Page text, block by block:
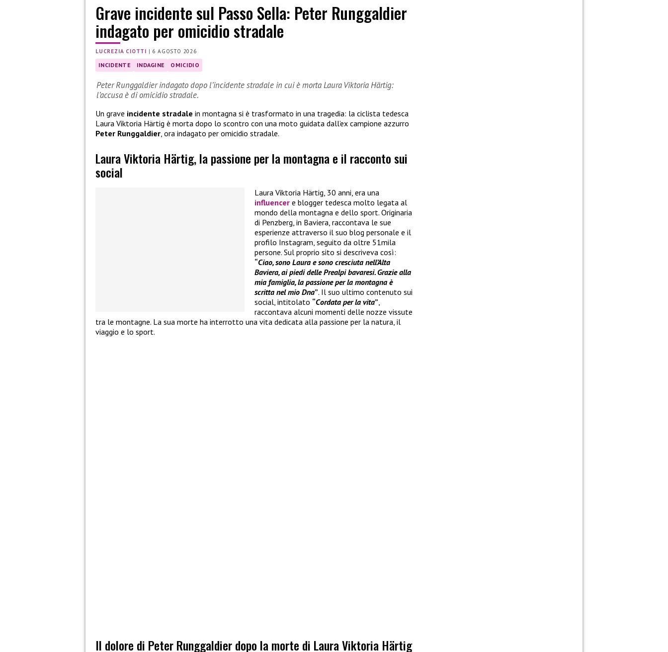
Grave incidente sul Passo Sella: Peter Runggaldier
indagato per omicidio stradale
LUCREZIA CIOTTI | 6 AGOSTO 2026
INCIDENTE INDAGINE OMICIDIO
Peter Runggaldier indagato dopo l’incidente stradale in cui è morta Laura Viktoria Härtig:
l’accusa è di omicidio stradale.
Un grave incidente stradale in montagna si è trasformato in una tragedia: la ciclista tedesca
Laura Viktoria Härtig è morta dopo lo scontro con una moto guidata dall’ex campione azzurro
Peter Runggaldier, ora indagato per omicidio stradale.
Laura Viktoria Härtig, la passione per la montagna e il racconto sui
social
Laura Viktoria Härtig, 30 anni, era una
influencer e blogger tedesca molto legata al
mondo della montagna e dello sport. Originaria
di Penzberg, in Baviera, raccontava le sue
esperienze attraverso il suo blog personale e il
profilo Instagram, seguito da oltre 51mila
persone. Sul proprio sito si descriveva così:
“Ciao, sono Laura e sono cresciuta nell’Alta
Baviera, ai piedi delle Prealpi bavaresi. Grazie alla
mia famiglia, la passione per la montagna è
scritta nel mio Dna”. Il suo ultimo contenuto sui
social, intitolato “Cordata per la vita”,
raccontava alcuni momenti delle nozze vissute
tra le montagne. La sua morte ha interrotto una vita dedicata alla passione per la natura, il
viaggio e lo sport.
Il dolore di Peter Runggaldier dopo la morte di Laura Viktoria Härtig